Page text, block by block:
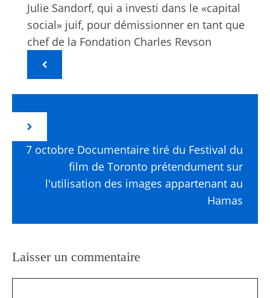
Julie Sandorf, qui a investi dans le «capital
social» juif, pour démissionner en tant que
chef de la Fondation Charles Revson
7 octobre Documentaire tiré du Festival du
film de Toronto prétendument sur
l'utilisation des images appartenant au
Hamas
Laisser un commentaire